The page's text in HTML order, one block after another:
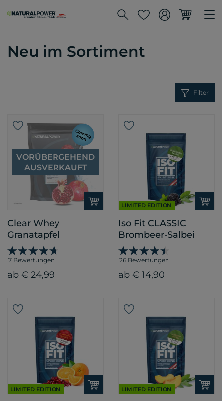
Neu im Sortiment
Filter
VORÜBERGEHEND
AUSVERKAUFT
Clear Whey
Granatapfel
7 Bewertungen
ab € 24,99
LIMITED EDITION
Iso Fit CLASSIC
Brombeer-Salbei
26 Bewertungen
ab € 14,90
LIMITED EDITION LIMITED EDITION